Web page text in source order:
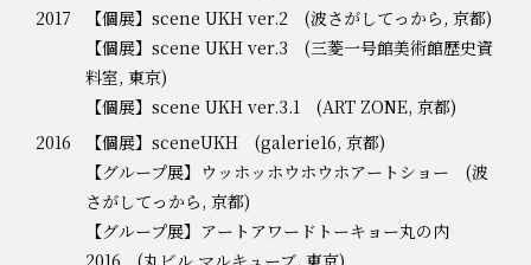
2017
【個展】scene UKH ver.2 (波さがしてっから, 京都)
【個展】scene UKH ver.3 (三菱一号館美術館歴史資
料室, 東京)
【個展】scene UKH ver.3.1 (ART ZONE, 京都)
2016
【個展】sceneUKH (galerie16, 京都)
【グループ展】ウッホッホウホウホアートショー (波
さがしてっから, 京都)
【グループ展】アートアワードトーキョー丸の内
2016 (丸ビル マルキューブ, 東京)